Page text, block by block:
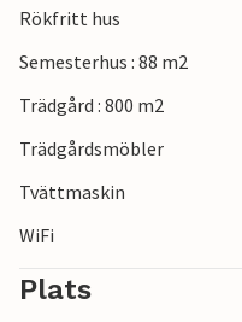
Rökfritt hus
Semesterhus : 88 m2
Trädgård : 800 m2
Trädgårdsmöbler
Tvättmaskin
WiFi
Plats